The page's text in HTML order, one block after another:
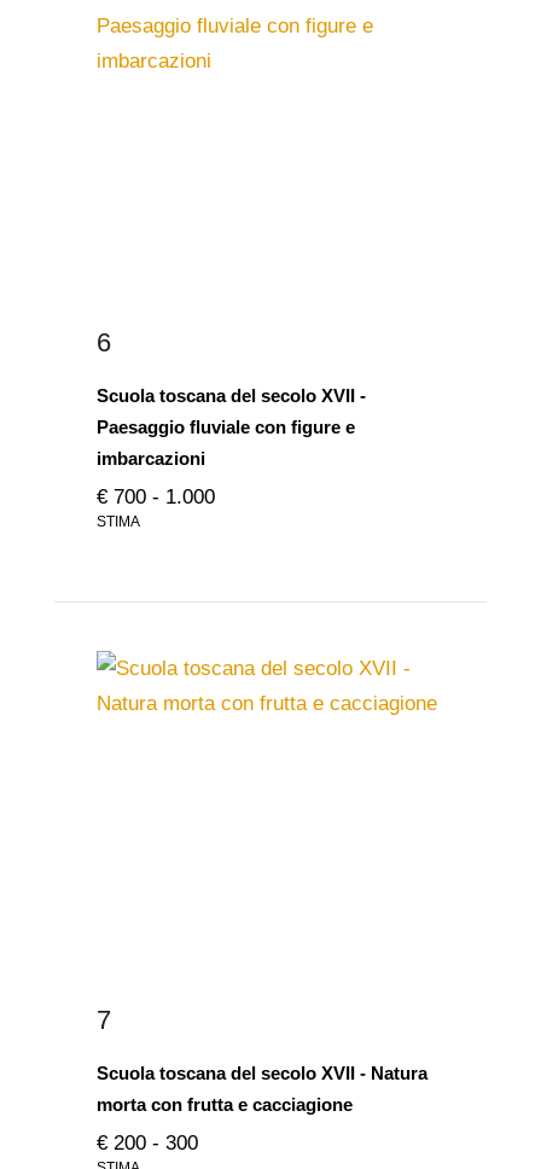
6
Scuola toscana del secolo XVII -
Paesaggio fluviale con figure e
imbarcazioni
€ 700 - 1.000
STIMA
7
Scuola toscana del secolo XVII - Natura
morta con frutta e cacciagione
€ 200 - 300